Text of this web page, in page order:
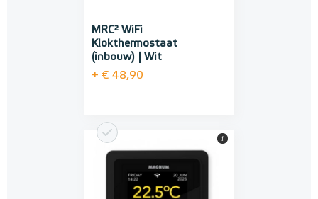
MRC² WiFi
Klokthermostaat
(inbouw) | Wit
+ € 48,90
i